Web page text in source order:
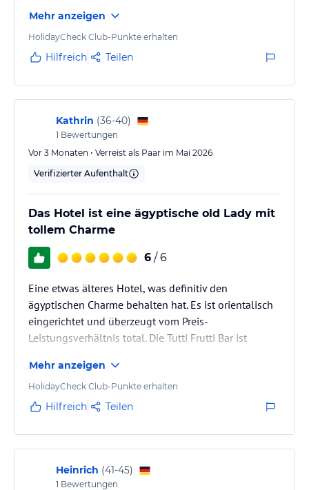
ohne Gewähr und ohne Prüfung durch HolidayCheck. Bitte
lies vor der Buchung die verbindlichen
Mehr anzeigen
HolidayCheck Club-Punkte erhalten
Hilfreich Teilen
Kathrin (36-40)
1 Bewertungen
Vor 3 Monaten • Verreist als Paar im Mai 2026
Verifizierter Aufenthalt
Das Hotel ist eine ägyptische old Lady mit
tollem Charme
6 / 6
Eine etwas älteres Hotel, was definitiv den
ägyptischen Charme behalten hat. Es ist orientalisch
eingerichtet und überzeugt vom Preis-
Leistungsverhältnis total. Die Tutti Frutti Bar ist
Abdul. Beide erbringen einen perfekten Service.
Mehr anzeigen
HolidayCheck Club-Punkte erhalten
Hilfreich Teilen
Heinrich (41-45)
1 Bewertungen